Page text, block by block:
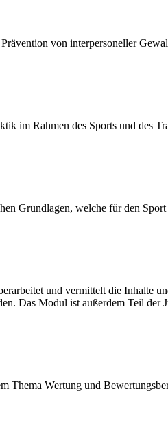
von interpersoneller
im Rahmen des Sports und des
Grundlagen, welche für den
und vermittelt die Inhalte
Das Modul ist außerdem Teil der
Thema Wertung und